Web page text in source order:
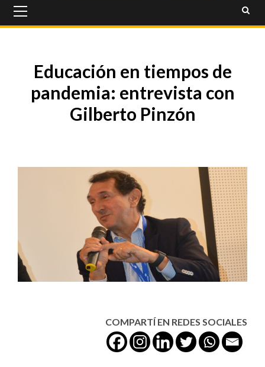
Menu
Educación en tiempos de
pandemia: entrevista con
Gilberto Pinzón
COMPARTÍ EN REDES SOCIALES